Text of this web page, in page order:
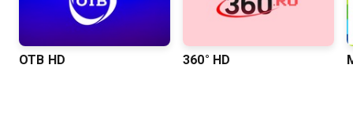
ОТВ HD 360° HD